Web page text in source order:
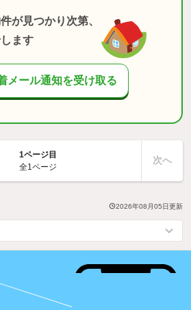
が見つかり次第、
ます
メール通知を受け取る
1ページ目
全1ページ
次へ
2026年08月05日更新